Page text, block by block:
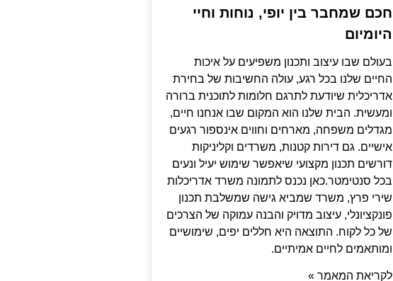
חכם שמחבר בין יופי, נוחות וחיי
היומיום
בעולם שבו עיצוב ותכנון משפיעים על איכות
החיים שלנו בכל רגע, עולה החשיבות של בחירת
אדריכלית שיודעת לתרגם חלומות לתוכנית ברורה
ומעשית. הבית שלנו הוא המקום שבו אנחנו חיים,
מגדלים משפחה, מארחים וחווים אינספור רגעים
אישיים. גם דירות קטנות, משרדים וקליניקות
דורשים תכנון מקצועי שיאפשר שימוש יעיל ונעים
בכל סנטימטר.כאן נכנס לתמונה משרד אדריכלות
שירי פרץ, משרד שמביא גישה שמשלבת תכנון
פונקציונלי, עיצוב מדויק והבנה עמוקה של הצרכים
של כל לקוח. התוצאה היא חללים יפים, שימושיים
ומותאמים לחיים אמיתיים.
לקריאת המאמר »